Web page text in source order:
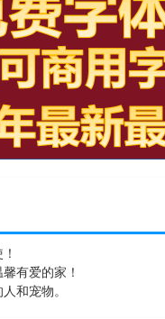
有爱的家！
和宠物。